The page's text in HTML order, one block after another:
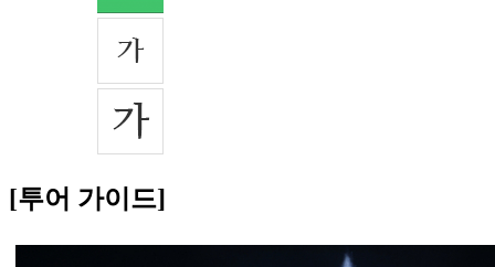
[투어 가이드]